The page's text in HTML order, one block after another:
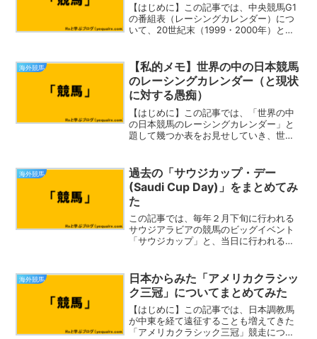
【はじめに】この記事では、中央競馬G1
の番組表（レーシングカレンダー）につ
いて、20世紀末（1999・2000年）と現
はあった大変革が、実はここ20年以上起
きてい...
海外競馬
【私的メモ】世界の中の日本競馬
のレーシングカレンダー（と現状
に対する愚痴）
【はじめに】この記事では、「世界の中
の日本競馬のレーシングカレンダー」と
題して幾つか表をお見せしていき、世界
（１～12月）早速、その表をご覧いただ
きましょう。ローマ数字...
海外競馬
過去の「サウジカップ・デー
(Saudi Cup Day)」をまとめてみ
た
この記事では、毎年２月下旬に行われる
サウジアラビアの競馬のビッグイベント
「サウジカップ」と、当日に行われるそ
毎年、多くの日本馬も遠征して活躍をみ
せていますので、過去を振り...
海外競馬
日本からみた「アメリカクラシッ
ク三冠」についてまとめてみた
【はじめに】この記事では、日本調教馬
が中東を経て遠征することも増えてきた
「アメリカクラシック三冠」競走につい